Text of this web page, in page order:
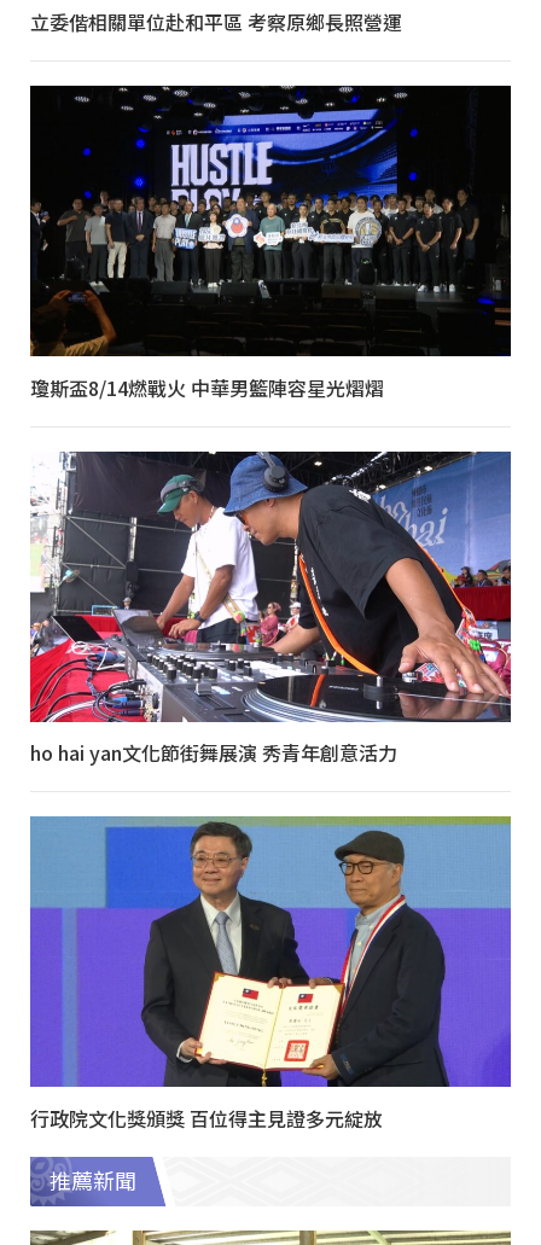
立委偕相關單位赴和平區 考察原鄉長照營運
瓊斯盃8/14燃戰火 中華男籃陣容星光熠熠
ho hai yan文化節街舞展演 秀青年創意活力
行政院文化獎頒獎 百位得主見證多元綻放
推薦新聞